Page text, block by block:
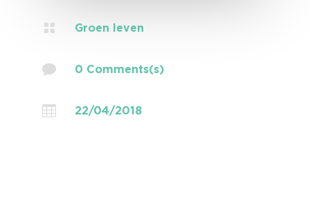
 Groen leven
 0 Comments(s)
 22/04/2018